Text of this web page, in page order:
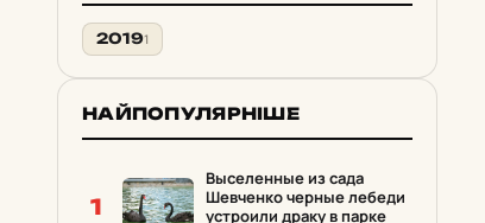
20191
НАЙПОПУЛЯРНІШЕ
1
Выселенные из сада
Шевченко черные лебеди
устроили драку в парке